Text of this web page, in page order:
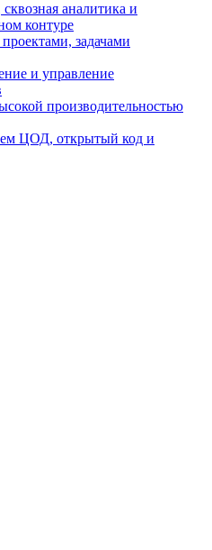
аналитика и
контуре
задачами
и управление
производительностью
ЦОД, открытый код и